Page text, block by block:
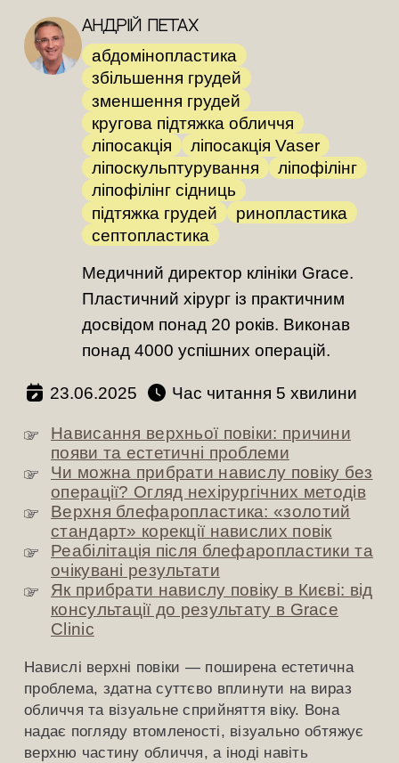
Андрій Петах
абдомінопластика
збільшення грудей
зменшення грудей
кругова підтяжка обличчя
ліпосакція
ліпосакція Vaser
ліпоскульптурування
ліпофілінг
ліпофілінг сідниць
підтяжка грудей
ринопластика
септопластика
Медичний директор клініки Grace.
Пластичний хірург із практичним
досвідом понад 20 років. Виконав
понад 4000 успішних операцій.
23.06.2025 Час читання хвилини
Нависання верхньої повіки: причини
появи та естетичні проблеми
Чи можна прибрати навислу повіку без
операції? Огляд нехірургічних методів
Верхня блефаропластика: «золотий
стандарт» корекції навислих повік
Реабілітація після блефаропластики та
очікувані результати
Як прибрати навислу повіку в Києві: від
консультації до результату в Grace
Clinic
Навислі верхні повіки — поширена естетична
проблема, здатна суттєво вплинути на вираз
обличчя та візуальне сприйняття віку. Вона
надає погляду втомленості, візуально обтяжує
верхню частину обличчя, а іноді навіть